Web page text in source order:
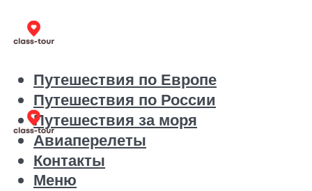
Путешествия по Европе
Путешествия по России
Путешествия за моря
Авиаперелеты
Контакты
Меню